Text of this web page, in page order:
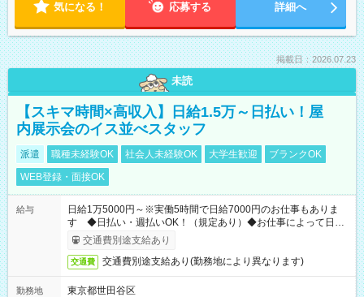
気になる！ 応募する 詳細へ
掲載日：2026.07.23
未読
【スキマ時間×高収入】日給1.5万～日払い！屋
内展示会のイス並べスタッフ
派遣 職種未経験OK 社会人未経験OK 大学生歓迎
ブランクOK
WEB登録・面接OK
給与
日給1万5000円～※実働5時間で日給7000円のお仕事もありま
す ◆日払い・週払いOK！（規定あり）◆お仕事によって日給
も異なります
交通費別途支給あり
交通費 交通費別途支給あり(勤務地により異なります)
勤務地
東京都世田谷区